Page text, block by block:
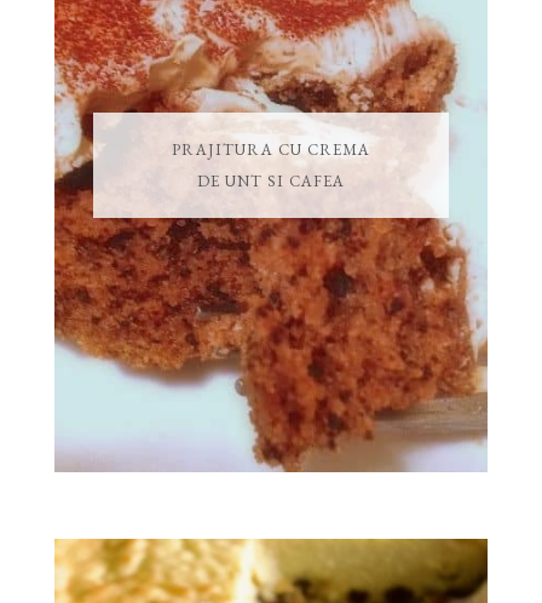
PRAJITURA CU CREMA
DE UNT SI CAFEA